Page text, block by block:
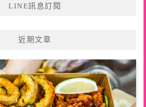
LINE訊息訂閱
近期文章